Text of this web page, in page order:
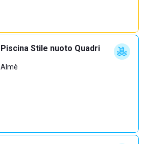
Piscina Stile nuoto Quadri
Almè